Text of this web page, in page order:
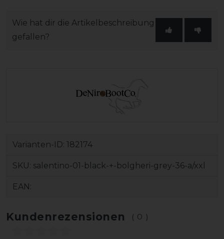
Wie hat dir die Artikelbeschreibung
gefallen?
Varianten-ID: 182174
SKU: salentino-01-black-+-bolgheri-grey-36-a/xxl
EAN:
Kundenrezensionen (0)